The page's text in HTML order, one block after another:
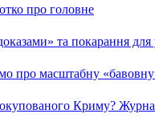
про головне
та покарання для
про масштабну
Криму?